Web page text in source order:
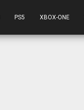
PS5 XBOX-ONE